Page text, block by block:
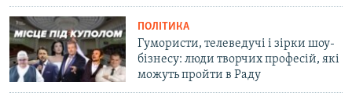
ПОЛІТИКА
Гумористи, телеведучі і зірки шоу-
бізнесу: люди творчих професій, які
можуть пройти в Раду